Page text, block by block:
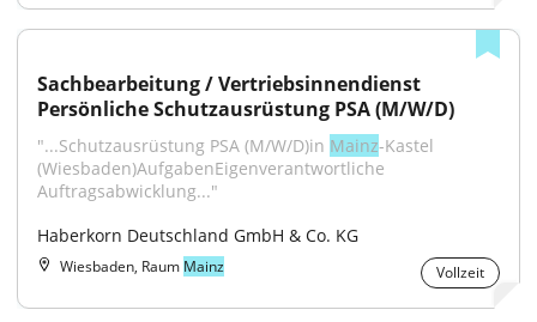
Sachbearbeitung / Vertriebsinnendienst
Persönliche Schutzausrüstung PSA (M/W/D)
"...Schutzausrüstung PSA (M/W/D)in Mainz-Kastel
(Wiesbaden)AufgabenEigenverantwortliche
Auftragsabwicklung..."
Haberkorn Deutschland GmbH & Co. KG
Wiesbaden, Raum Mainz Vollzeit